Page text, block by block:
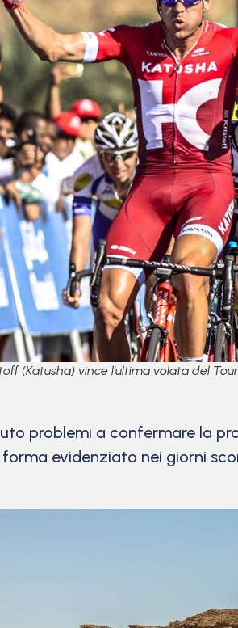
(Katusha) vince l’ultima volata del
problemi a confermare la
evidenziato nei giorni